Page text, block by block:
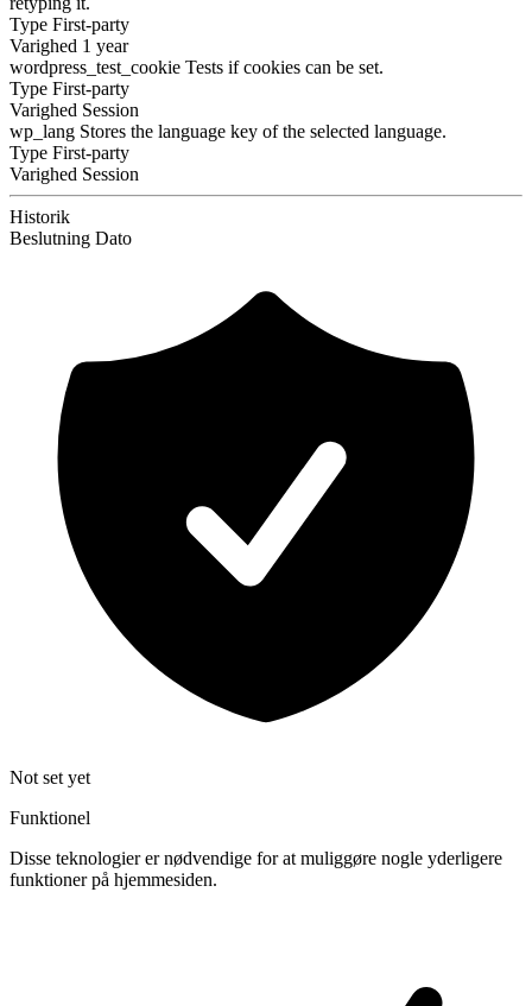
Type First-party
Varighed 1 year
wordpress_test_cookie Tests if cookies can be set.
Type First-party
Varighed Session
wp_lang Stores the language key of the selected language.
Type First-party
Varighed Session
Historik
Beslutning Dato
Not set yet
Funktionel
Disse teknologier er nødvendige for at muliggøre nogle yderligere
funktioner på hjemmesiden.